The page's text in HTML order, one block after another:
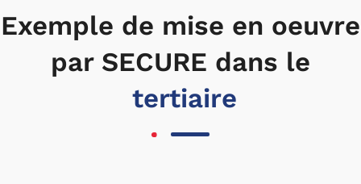
Exemple de mise en oeuvre
par SECURE dans le
tertiaire